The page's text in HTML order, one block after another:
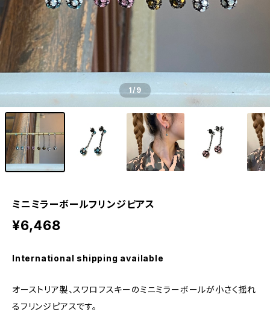
1/9
ミニミラーボールフリンジピアス
¥6,468
International shipping available
オーストリア製、スワロフスキーのミニミラーボールが小さく揺れ
るフリンジピアスです。